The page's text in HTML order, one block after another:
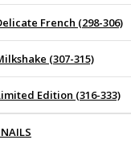
French (298-306)
(307-315)
Edition (316-333)